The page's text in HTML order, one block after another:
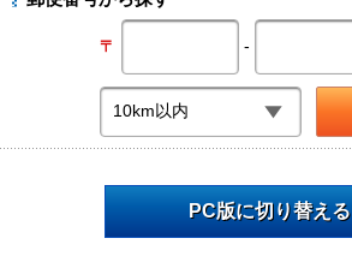
〒 -
PC版に切り替える